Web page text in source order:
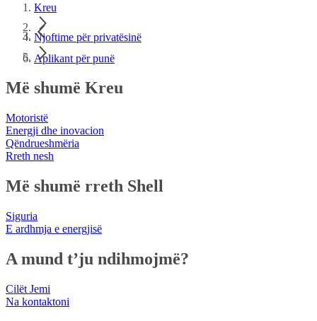
Kreu
Njoftime për privatësinë
Aplikant për punë
Më shumë Kreu
Motoristë
Energji dhe inovacion
Qëndrueshmëria
Rreth nesh
Më shumë rreth Shell
Siguria
E ardhmja e energjisë
A mund t’ju ndihmojmë?
Cilët Jemi
Na kontaktoni